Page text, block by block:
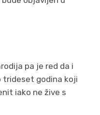
pa je red da i
trideset godina koji
iako ne žive s